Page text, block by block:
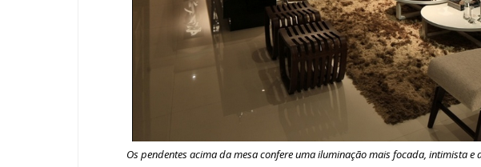
Os pendentes acima da mesa confere uma iluminação mais focada, intimista e